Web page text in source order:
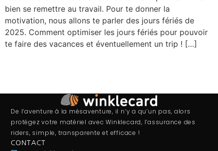
bien se remettre au travail. Pour te donner la
motivation, nous allons te parler des jours fériés de
2025. Comment optimiser les jours fériés pour pouvoir
te faire des vacances et éventuellement un trip ! […]
De l’aventure à la mésaventure, il n’y a qu’un pas, alors
protégez votre matériel avec Winklecard, l’assurance des
riders, simple, transparente et efficace !
CONTACT